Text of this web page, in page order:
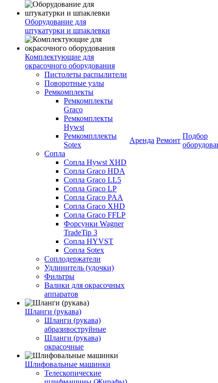
Оборудование для
штукатурки и шпаклевки
Комплектующие для
окрасочного оборудования
Пистолеты распылители
Поворотные узлы
Ремкомплекты
Ремкомплекты
Graco
Ремкомплекты
Hywst
Ремкомпллекты
Sotex
Сопла
Сопла Hywst XHD
Сопла Graco HDA
Сопла Graco LL5
Сопла Graco LP
Сопла Graco PAA
Сопла Graco XHD
Сопла Graco FFLP
Форсунки Wagner
TradeTip 3
Сопла HYVST
Сопла Sotex
Соплодержатели
Удлинитель (удочки)
Фильтры
Валики для окрасочных
аппаратов
Шланги (рукава)
Шланги (рукава)
абразивоструйные
Шланги (рукава)
окрасочные
Шлифовальные машинки
Телескопические
Аренда Ремонт
Подбор